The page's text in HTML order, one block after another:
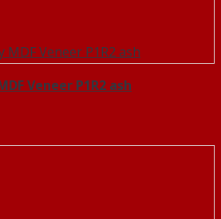
Veneer P1R2 ash